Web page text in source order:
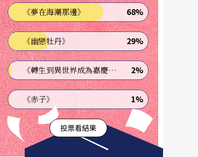
《夢在海潮那邊》 68%
《幽戀牡丹》 29%
《轉生到異世界成為嘉慶君—發現我的祖先是詐騙集團!?》 2%
《赤子》 1%
投票看結果